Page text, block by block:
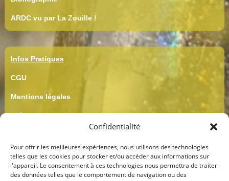
Confidentialité
Pour offrir les meilleures expériences, nous utilisons des technologies
telles que les cookies pour stocker et/ou accéder aux informations sur
l'appareil. Le consentement à ces technologies nous permettra de traiter
des données telles que le comportement de navigation ou des
ARDC vu par La Zouille !
Infos Pratiques
CGU
Mentions légales
Crédits
Confidentialité